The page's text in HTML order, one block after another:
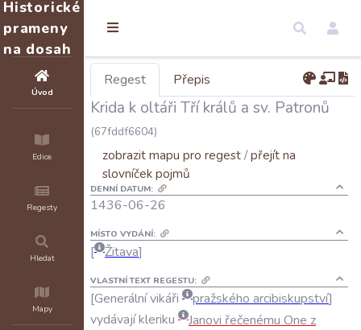
Historické
prameny
na dosah
Úvod
Edice
Regesty
Hledat
Mapy
Regest Přepis
Krida k oltáři Tří králů a sv. Patronů
(67fddf6604)
zobrazit mapu pro regest/přejít na
slovníček pojmů
DENNÍ DATUM:
1436-06-26
MÍSTO VYDÁNÍ:
Žitava
VLASTNÍ TEXT REGESTU:
Generálnívikáři pražského arcibiskupství
vydávajíkleriku Janovi řečenému One z